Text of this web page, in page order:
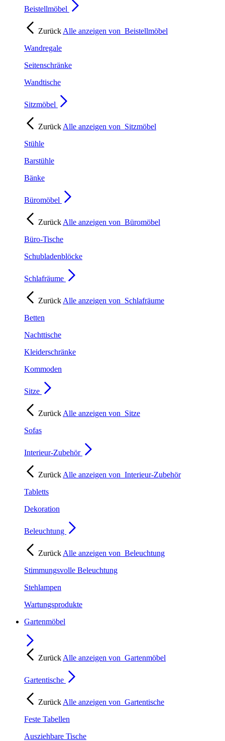
Beistellmöbel
Zurück Alle anzeigen von Beistellmöbel
Wandregale
Seitenschränke
Wandtische
Sitzmöbel
Zurück Alle anzeigen von Sitzmöbel
Stühle
Barstühle
Bänke
Büromöbel
Zurück Alle anzeigen von Büromöbel
Büro-Tische
Schubladenblöcke
Schlafräume
Zurück Alle anzeigen von Schlafräume
Betten
Nachttische
Kleiderschränke
Kommoden
Sitze
Zurück Alle anzeigen von Sitze
Sofas
Interieur-Zubehör
Zurück Alle anzeigen von Interieur-Zubehör
Tabletts
Dekoration
Beleuchtung
Zurück Alle anzeigen von Beleuchtung
Stimmungsvolle Beleuchtung
Stehlampen
Wartungsprodukte
Gartenmöbel
Zurück Alle anzeigen von Gartenmöbel
Gartentische
Zurück Alle anzeigen von Gartentische
Feste Tabellen
Ausziehbare Tische